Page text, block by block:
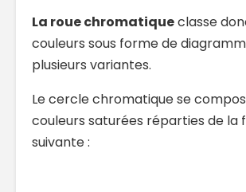
La roue chromatiqueclasse
couleurs sous forme de
plusieurs variantes.
Le cercle chromatique se
couleurs saturées réparties de la
suivante :